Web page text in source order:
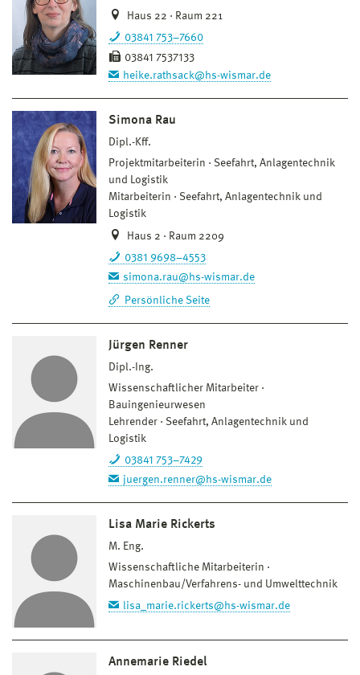
Haus 22 · Raum 221
03841 753–7660
03841 7537133
heike.rathsack@hs-wismar.de
Simona Rau
Dipl.-Kff.
Projektmitarbeiterin
Seefahrt, Anlagentechnik
und Logistik
Mitarbeiterin
Seefahrt, Anlagentechnik und
Logistik
Haus 2 · Raum 2209
0381 9698–4553
simona.rau@hs-wismar.de
Persönliche Seite
Jürgen Renner
Dipl.-Ing.
Wissenschaftlicher Mitarbeiter
Bauingenieurwesen
Lehrender
Seefahrt, Anlagentechnik und
Logistik
03841 753–7429
juergen.renner@hs-wismar.de
Lisa Marie Rickerts
M. Eng.
Wissenschaftliche Mitarbeiterin
Maschinenbau/Verfahrens- und Umwelttechnik
lisa_marie.rickerts@hs-wismar.de
Annemarie Riedel